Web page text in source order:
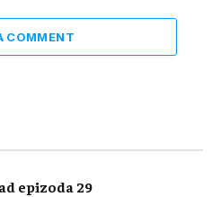
COMMENT
epizoda 29